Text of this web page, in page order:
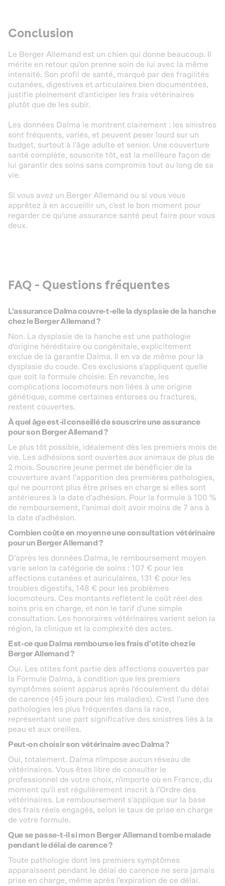
Conclusion
Le Berger Allemand est un chien qui donne beaucoup. Il
mérite en retour qu'on prenne soin de lui avec la même
intensité. Son profil de santé, marqué par des fragilités
cutanées, digestives et articulaires bien documentées,
justifie pleinement d'anticiper les frais vétérinaires
plutôt que de les subir.
Les données Dalma le montrent clairement : les sinistres
sont fréquents, variés, et peuvent peser lourd sur un
budget, surtout à l'âge adulte et senior. Une couverture
santé complète, souscrite tôt, est la meilleure façon de
lui garantir des soins sans compromis tout au long de sa
vie.
Si vous avez un Berger Allemand ou si vous vous
apprêtez à en accueillir un, c'est le bon moment pour
regarder ce qu'une assurance santé peut faire pour vous
deux.
FAQ - Questions fréquentes
L'assurance Dalma couvre-t-elle la dysplasie de la hanche
chez le Berger Allemand ?
Non. La dysplasie de la hanche est une pathologie
d'origine héréditaire ou congénitale, explicitement
exclue de la garantie Dalma. Il en va de même pour la
dysplasie du coude. Ces exclusions s'appliquent quelle
que soit la formule choisie. En revanche, les
complications locomoteurs non liées à une origine
génétique, comme certaines entorses ou fractures,
restent couvertes.
À quel âge est-il conseillé de souscrire une assurance
pour son Berger Allemand ?
Le plus tôt possible, idéalement dès les premiers mois de
vie. Les adhésions sont ouvertes aux animaux de plus de
2 mois. Souscrire jeune permet de bénéficier de la
couverture avant l'apparition des premières pathologies,
qui ne pourront plus être prises en charge si elles sont
antérieures à la date d'adhésion. Pour la formule à 100 %
de remboursement, l'animal doit avoir moins de 7 ans à
la date d'adhésion.
Combien coûte en moyenne une consultation vétérinaire
pour un Berger Allemand ?
D'après les données Dalma, le remboursement moyen
varie selon la catégorie de soins : 107 € pour les
affections cutanées et auriculaires, 131 € pour les
troubles digestifs, 148 € pour les problèmes
locomoteurs. Ces montants reflètent le coût réel des
soins pris en charge, et non le tarif d'une simple
consultation. Les honoraires vétérinaires varient selon la
région, la clinique et la complexité des actes.
Est-ce que Dalma rembourse les frais d'otite chez le
Berger Allemand ?
Oui. Les otites font partie des affections couvertes par
la Formule Dalma, à condition que les premiers
symptômes soient apparus après l'écoulement du délai
de carence (45 jours pour les maladies). C'est l'une des
pathologies les plus fréquentes dans la race,
représentant une part significative des sinistres liés à la
peau et aux oreilles.
Peut-on choisir son vétérinaire avec Dalma ?
Oui, totalement. Dalma n'impose aucun réseau de
vétérinaires. Vous êtes libre de consulter le
professionnel de votre choix, n'importe où en France, du
moment qu'il est régulièrement inscrit à l'Ordre des
vétérinaires. Le remboursement s'applique sur la base
des frais réels engagés, selon le taux de prise en charge
de votre formule.
Que se passe-t-il si mon Berger Allemand tombe malade
pendant le délai de carence ?
Toute pathologie dont les premiers symptômes
apparaissent pendant le délai de carence ne sera jamais
prise en charge, même après l'expiration de ce délai.